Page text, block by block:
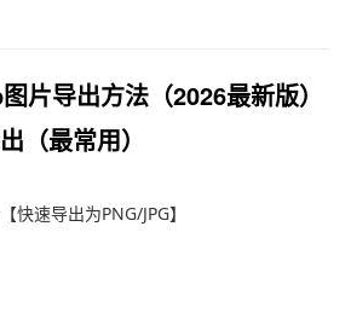
片导出方法（2026最新版）
（最常用）
速导出为PNG/JPG】